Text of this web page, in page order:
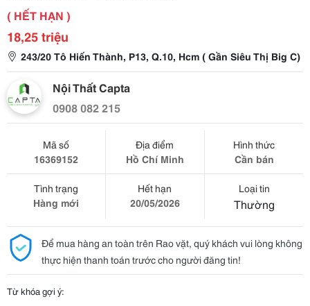
( HẾT HẠN )
18,25 triệu
243/20 Tô Hiến Thành, P13, Q.10, Hcm ( Gần Siêu Thị Big C)
Nội Thất Capta
0908 082 215
Mã số
16369152
Địa điểm
Hồ Chí Minh
Hình thức
Cần bán
Tình trạng
Hàng mới
Hết hạn
20/05/2026
Loại tin
Thường
Để mua hàng an toàn trên Rao vặt, quý khách vui lòng không
thực hiện thanh toán trước cho người đăng tin!
Từ khóa gợi ý: